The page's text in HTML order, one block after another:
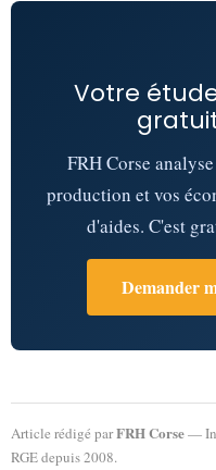
Votre
FRH Corse
production et vos
d'aides. C'est
Demander
Article rédigé parFRH Corse—
RGE depuis 2008.